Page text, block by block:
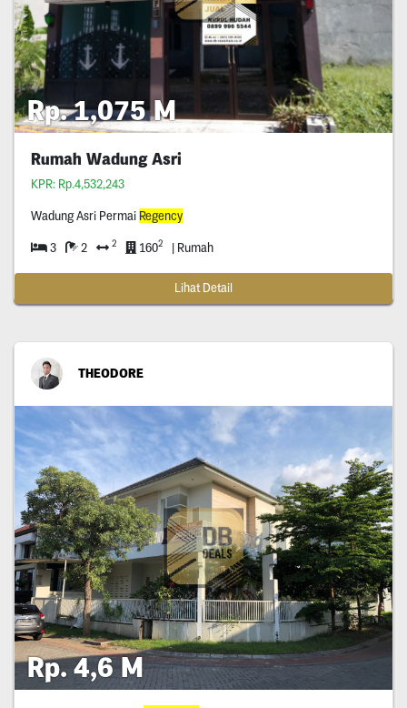
Rp. 1,075 M
Rumah Wadung Asri
KPR: Rp.4,532,243
Wadung Asri Permai Regency
3 2 2 1602 | Rumah
Lihat Detail
THEODORE
Rp. 4,6 M